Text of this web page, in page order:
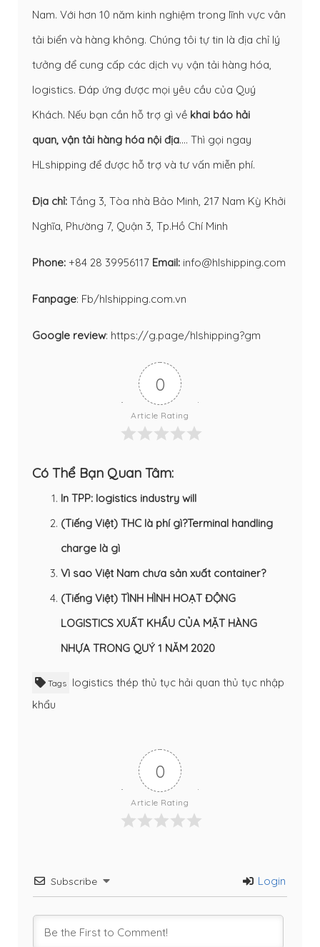
Nam. Với hơn 10 năm kinh nghiệm trong lĩnh vực vân
tải biển và hàng không. Chúng tôi tự tin là địa chỉ lý
tưởng để cung cấp các dịch vụ vận tải hàng hóa,
logistics. Đáp ứng được mọi yêu cầu của Quý
Khách. Nếu bạn cần hỗ trợ gì về khai báo hải
quan, vận tải hàng hóa nội địa…. Thì gọi ngay
HLshipping để được hỗ trợ và tư vấn miễn phí.
Địa chỉ: Tầng 3, Tòa nhà Bảo Minh, 217 Nam Kỳ Khởi
Nghĩa, Phường 7, Quận 3, Tp.Hồ Chí Minh
Phone: +84 28 39956117 Email: info@hlshipping.com
Fanpage: Fb/hlshipping.com.vn
Google review: https://g.page/hlshipping?gm
0
Article Rating
Có Thể Bạn Quan Tâm:
In TPP: logistics industry will
(Tiếng Việt) THC là phí gì?Terminal handling
charge là gì
Vì sao Việt Nam chưa sản xuất container?
(Tiếng Việt) TÌNH HÌNH HOẠT ĐỘNG
LOGISTICS XUẤT KHẨU CỦA MẶT HÀNG
NHỰA TRONG QUÝ 1 NĂM 2020
Tags logistics thép thủ tục hải quan thủ tục nhập
khẩu
0
Article Rating
Subscribe Login